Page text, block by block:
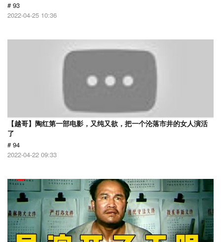
# 93
2022-04-25 10:36
【越哥】陶红第一部电影，又纯又欲，把一个沦落市井的女人演活
了
# 94
2022-04-22 09:33